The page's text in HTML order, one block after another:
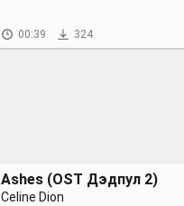
00:39 324
Ashes (OST Дэдпул 2)
Celine Dion